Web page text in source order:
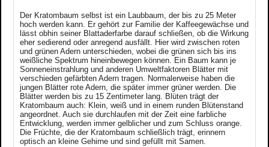
Der Kratombaum selbst ist ein Laubbaum, der bis zu 25 Meter
hoch werden kann. Er gehört zur Familie der Kaffeegewächse und
lässt obhin seiner Blattaderfarbe darauf schließen, ob die Wirkung
eher sedierend oder anregend ausfällt. Hier wird zwischen roten
und grünen Adern unterschieden, wobei die grünen sich bis ins
weißliche Spektrum hineinbewegen können. Ein Baum kann je
Sonneneinstrahlung und anderen Umweltfaktoren Blätter mit
verschieden gefärbten Adern tragen. Normalerweise haben die
jungen Blätter rote Adern, die später immer grüner werden. Die
Blätter werden bis zu 15 Zentimeter lang. Blüten trägt der
Kratombaum auch: Klein, weiß und in einem runden Blütenstand
angeordnet. Auch sie durchlaufen mit der Zeit eine farbliche
Entwicklung, werden immer gelblicher und zum Schluss orange.
Die Früchte, die der Kratombaum schließlich trägt, erinnern
optisch an kleine Gehirne und sind gefüllt mit Samen.